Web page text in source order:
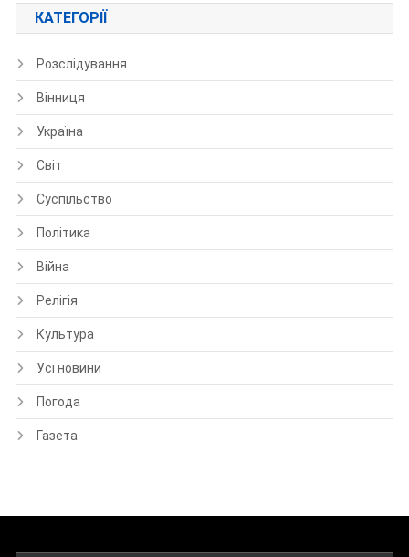
КАТЕГОРІЇ
Розслідування
Вінниця
Україна
Світ
Суспільство
Політика
Війна
Релігія
Культура
Усі новини
Погода
Газета